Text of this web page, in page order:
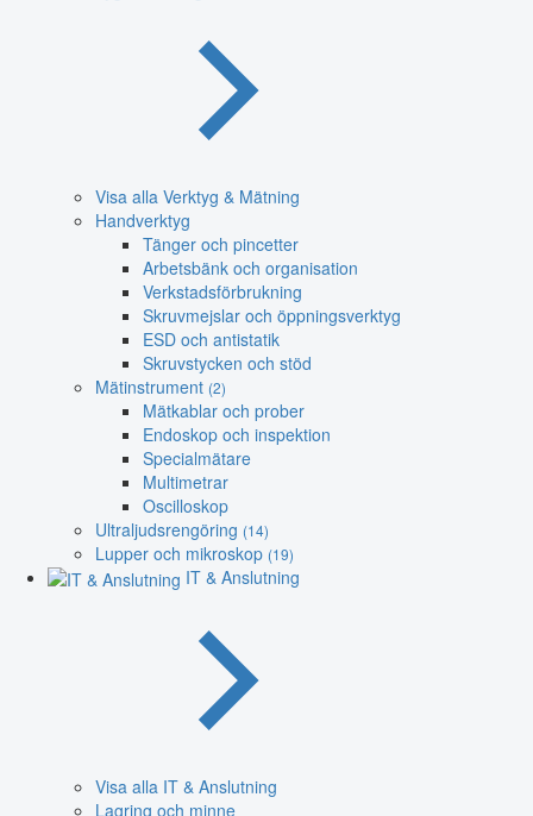
Visa alla Verktyg & Mätning
Handverktyg
Tänger och pincetter
Arbetsbänk och organisation
Verkstadsförbrukning
Skruvmejslar och öppningsverktyg
ESD och antistatik
Skruvstycken och stöd
Mätinstrument (2)
Mätkablar och prober
Endoskop och inspektion
Specialmätare
Multimetrar
Oscilloskop
Ultraljudsrengöring (14)
Lupper och mikroskop (19)
IT & Anslutning
Visa alla IT & Anslutning
Lagring och minne